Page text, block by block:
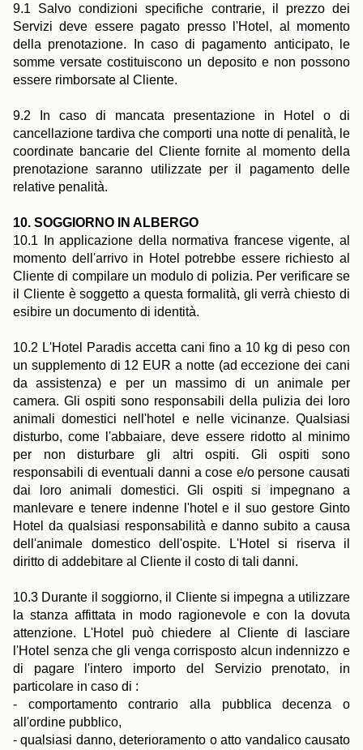
9.1 Salvo condizioni specifiche contrarie, il prezzo dei
Servizi deve essere pagato presso l'Hotel, al momento
della prenotazione. In caso di pagamento anticipato, le
somme versate costituiscono un deposito e non possono
essere rimborsate al Cliente.
9.2 In caso di mancata presentazione in Hotel o di
cancellazione tardiva che comporti una notte di penalità, le
coordinate bancarie del Cliente fornite al momento della
prenotazione saranno utilizzate per il pagamento delle
relative penalità.
10. SOGGIORNO IN ALBERGO
10.1 In applicazione della normativa francese vigente, al
momento dell'arrivo in Hotel potrebbe essere richiesto al
Cliente di compilare un modulo di polizia. Per verificare se
il Cliente è soggetto a questa formalità, gli verrà chiesto di
esibire un documento di identità.
10.2 L'Hotel Paradis accetta cani fino a 10 kg di peso con
un supplemento di 12 EUR a notte (ad eccezione dei cani
da assistenza) e per un massimo di un animale per
camera. Gli ospiti sono responsabili della pulizia dei loro
animali domestici nell'hotel e nelle vicinanze. Qualsiasi
disturbo, come l'abbaiare, deve essere ridotto al minimo
per non disturbare gli altri ospiti. Gli ospiti sono
responsabili di eventuali danni a cose e/o persone causati
dai loro animali domestici. Gli ospiti si impegnano a
manlevare e tenere indenne l'hotel e il suo gestore Ginto
Hotel da qualsiasi responsabilità e danno subito a causa
dell'animale domestico dell'ospite. L'Hotel si riserva il
diritto di addebitare al Cliente il costo di tali danni.
10.3 Durante il soggiorno, il Cliente si impegna a utilizzare
la stanza affittata in modo ragionevole e con la dovuta
attenzione. L'Hotel può chiedere al Cliente di lasciare
l'Hotel senza che gli venga corrisposto alcun indennizzo e
di pagare l'intero importo del Servizio prenotato, in
particolare in caso di :
- comportamento contrario alla pubblica decenza o
all'ordine pubblico,
- qualsiasi danno, deterioramento o atto vandalico causato